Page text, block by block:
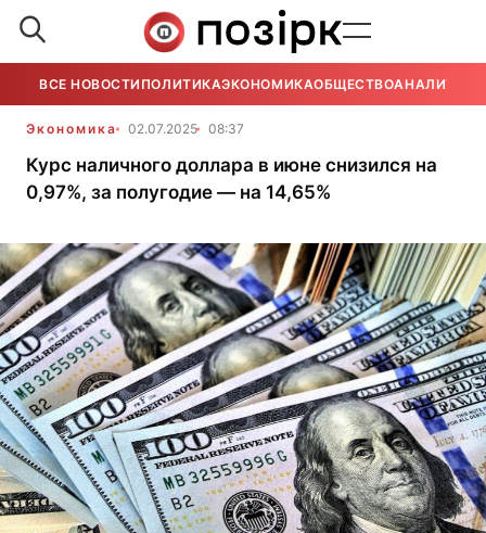
ВСЕ НОВОСТИ ПОЛИТИКАЭКОНОМИКАОБЩЕСТВОАНАЛИТИКА
Экономика 02.07.2025 08:37
Курс наличного доллара в июне снизился на
0,97%, за полугодие — на 14,65%